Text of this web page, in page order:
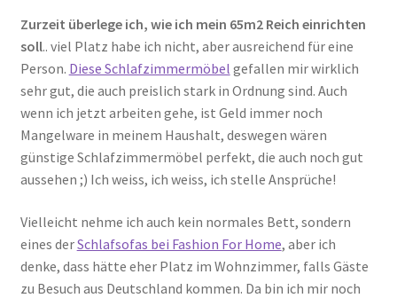
Zurzeit überlege ich, wie ich mein 65m2 Reich einrichten
soll.. viel Platz habe ich nicht, aber ausreichend für eine
Person. Diese Schlafzimmermöbel gefallen mir wirklich
sehr gut, die auch preislich stark in Ordnung sind. Auch
wenn ich jetzt arbeiten gehe, ist Geld immer noch
Mangelware in meinem Haushalt, deswegen wären
günstige Schlafzimmermöbel perfekt, die auch noch gut
aussehen ;) Ich weiss, ich weiss, ich stelle Ansprüche!
Vielleicht nehme ich auch kein normales Bett, sondern
eines derSchlafsofas bei Fashion For Home, aber ich
denke, dass hätte eher Platz im Wohnzimmer, falls Gäste
zu Besuch aus Deutschland kommen. Da bin ich mir noch